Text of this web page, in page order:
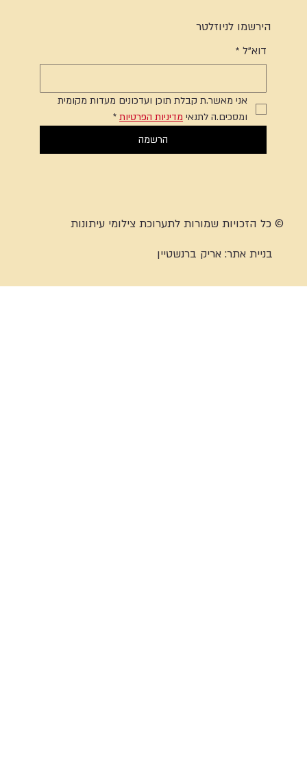
הירשמו לניוזלטר
דוא"ל *
אני מאשר.ת קבלת תוכן ועדכונים מעדות מקומית
ומסכים.ה לתנאי מדיניות הפרטיות *
הרשמה
© כל הזכויות שמורות לתערוכת צילומי עיתונות
בניית אתר:אריק ברנשטיין